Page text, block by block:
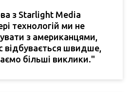
з Starlight Media
технологій ми не
з американцями,
відбувається швидше,
більші виклики."